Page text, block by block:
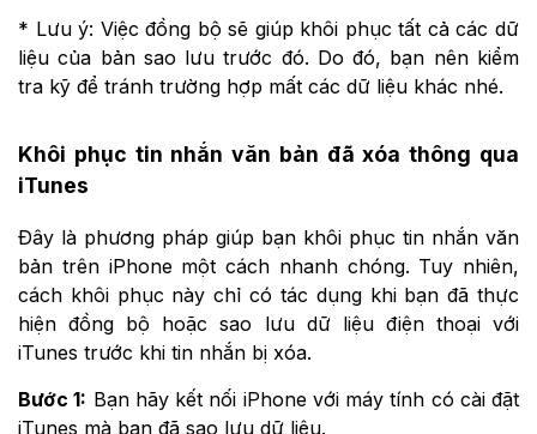
* Lưu ý: Việc đồng bộ sẽ giúp khôi phục tất cả các dữ
liệu của bản sao lưu trước đó. Do đó, bạn nên kiểm
tra kỹ để tránh trường hợp mất các dữ liệu khác nhé.
Khôi phục tin nhắn văn bản đã xóa thông qua
iTunes
Đây là phương pháp giúp bạn khôi phục tin nhắn văn
bản trên iPhone một cách nhanh chóng. Tuy nhiên,
cách khôi phục này chỉ có tác dụng khi bạn đã thực
hiện đồng bộ hoặc sao lưu dữ liệu điện thoại với
iTunes trước khi tin nhắn bị xóa.
Bước 1: Bạn hãy kết nối iPhone với máy tính có cài đặt
iTunes mà bạn đã sao lưu dữ liệu.